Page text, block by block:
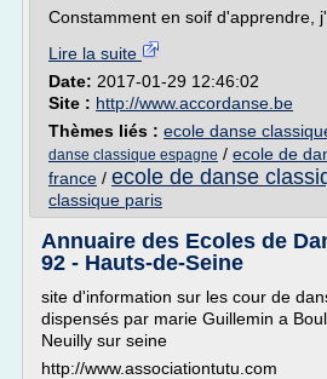
Constamment en soif d'apprendre,
Lire la suite
Date: 2017-01-29 12:46:02
Site : http://www.accordanse.be
Thèmes liés : ecole danse
danse classique espagne / ecole de
france / ecole de danse
classique paris
Annuaire des Ecoles de
92 - Hauts-de-Seine
site d'information sur les cour de
dispensés par marie Guillemin a
Neuilly sur seine
http://www.associationtutu.com